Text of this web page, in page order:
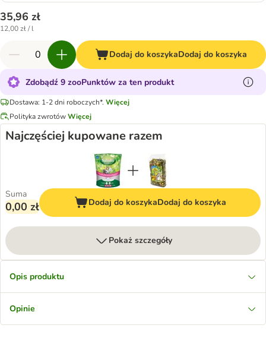
35,96 zł
12,00 zł / l
Dodaj do koszykaDodaj do koszyka
Zdobądź 9 zooPunktów za ten produkt
Dostawa: 1-2 dni roboczych*. Więcej
Polityka zwrotówWięcej
Najczęściej kupowane razem
Suma
0,00 zł Dodaj do koszykaDodaj do koszyka
Pokaż szczegóły
Opis produktu
Opinie